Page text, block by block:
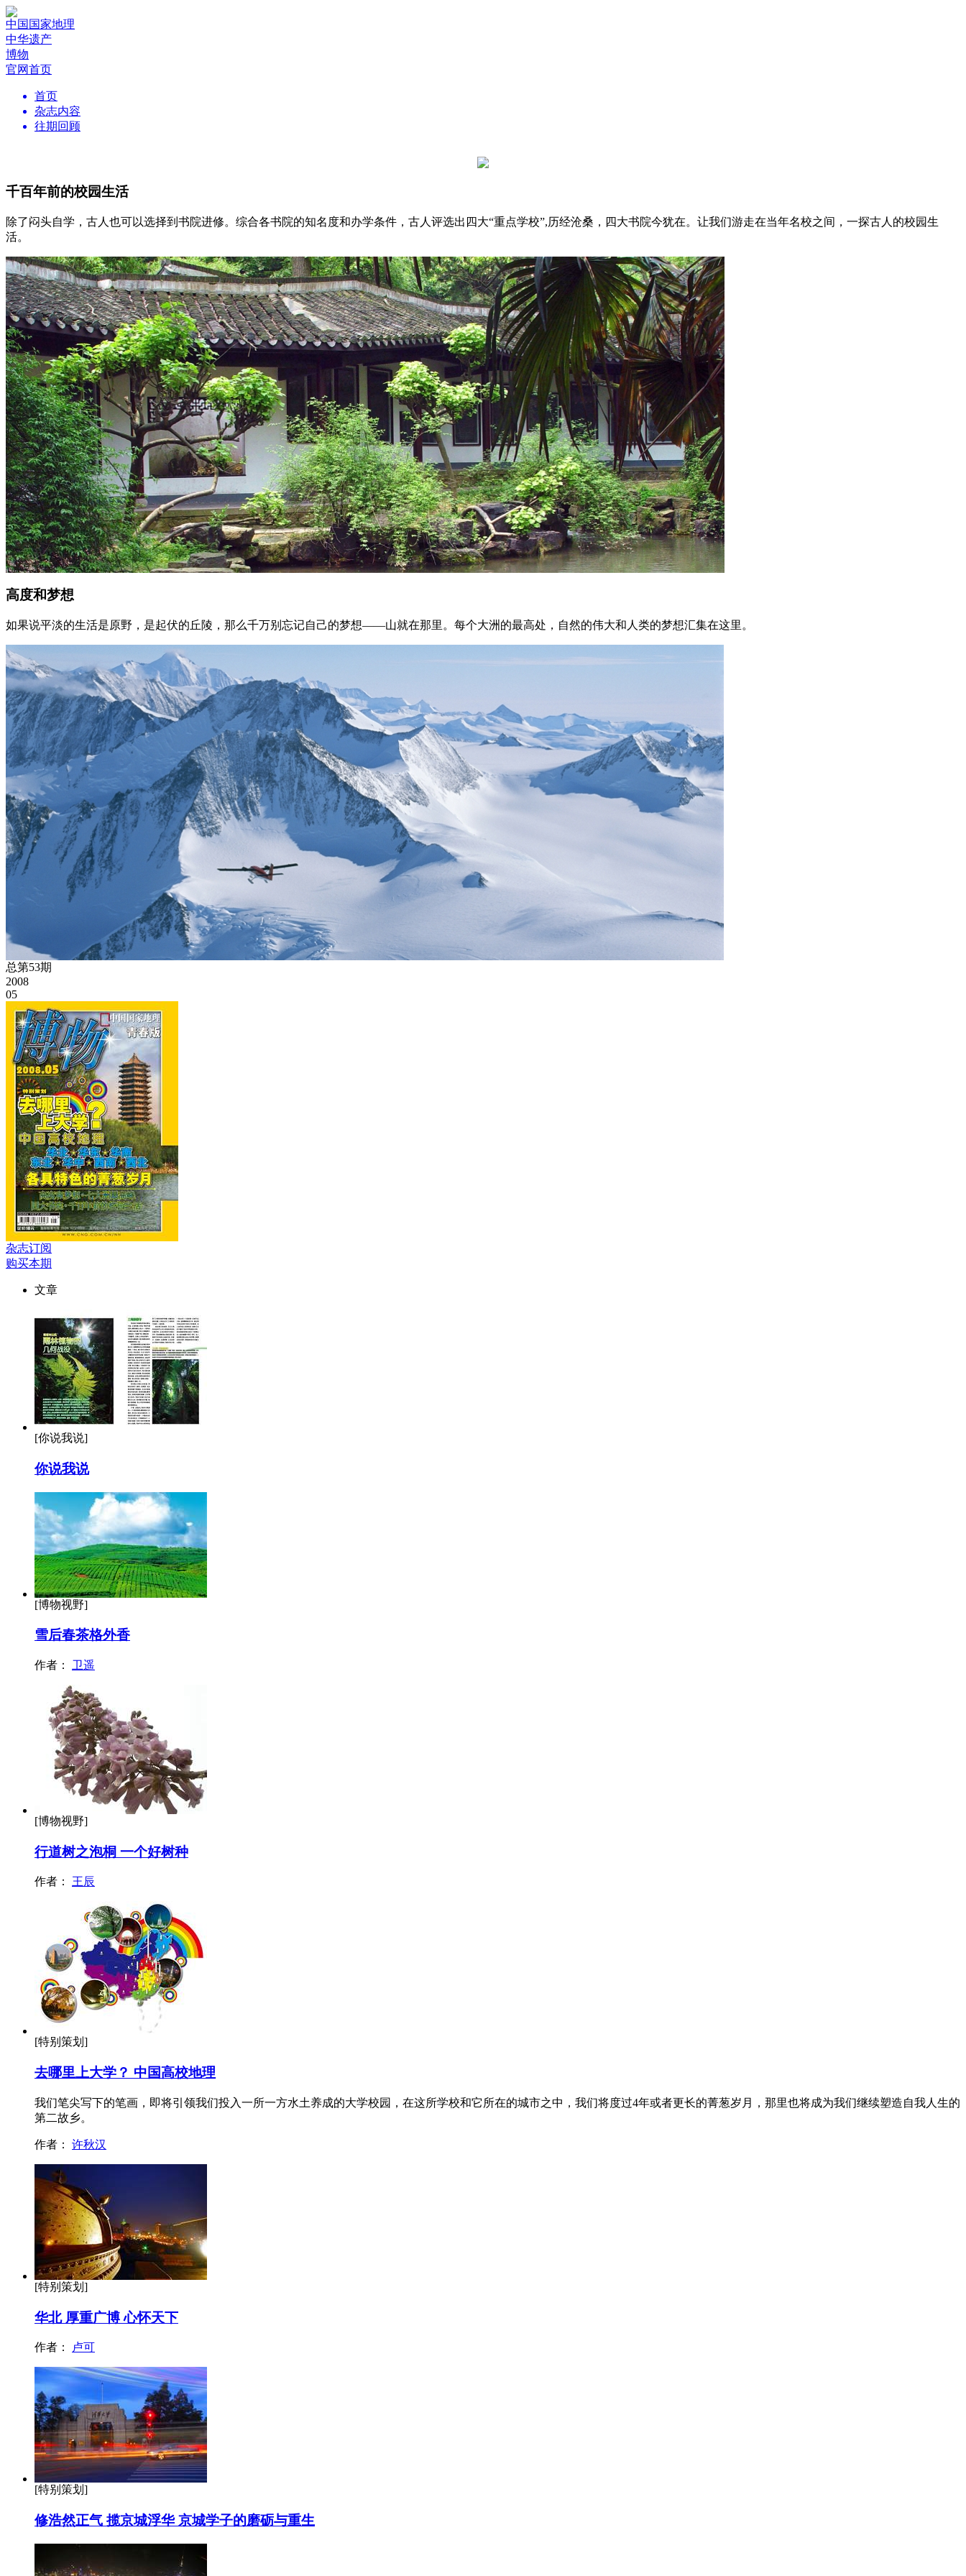
中国国家地理
中华遗产
博物
官网首页
首页
杂志内容
往期回顾
千百年前的校园生活
除了闷头自学，古人也可以选择到书院进修。综合各书院的知名度和办学条件，古人评选出四大“重点学校”,历经沧桑，四大书院今犹在。让我们游走在当年名校之间，一探古人的校园生
活。
高度和梦想
如果说平淡的生活是原野，是起伏的丘陵，那么千万别忘记自己的梦想——山就在那里。每个大洲的最高处，自然的伟大和人类的梦想汇集在这里。
总第53期
2008
05
杂志订阅
购买本期
文章
[你说我说]
你说我说
[博物视野]
雪后春茶格外香
作者： 卫遥
[博物视野]
行道树之泡桐 一个好树种
作者： 王辰
[特别策划]
去哪里上大学？ 中国高校地理
我们笔尖写下的笔画，即将引领我们投入一所一方水土养成的大学校园，在这所学校和它所在的城市之中，我们将度过4年或者更长的菁葱岁月，那里也将成为我们继续塑造自我人生的
第二故乡。
作者： 许秋汉
[特别策划]
华北 厚重广博 心怀天下
作者： 卢可
[特别策划]
修浩然正气 揽京城浮华 京城学子的磨砺与重生